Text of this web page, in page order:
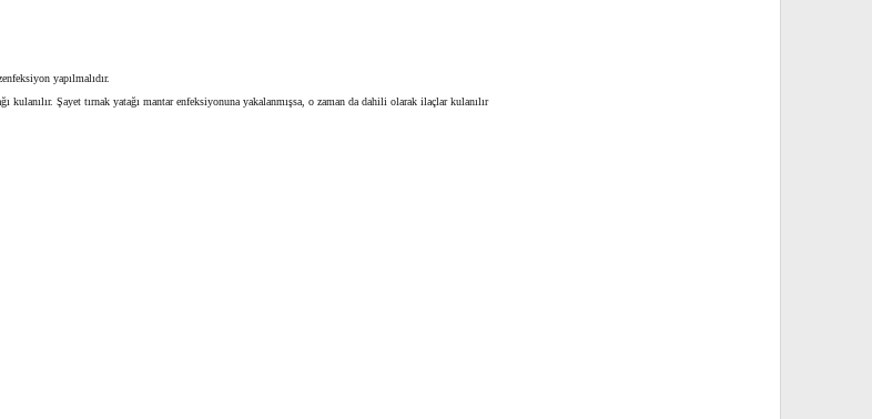
yapılmalıdır.
kulanılır. Şayet tırnak yatağı mantar enfeksiyonuna yakalanmışsa, o zaman da dahili olarak ilaçlar kulanılır